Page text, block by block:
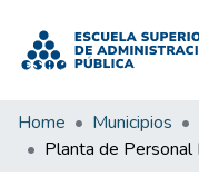
Home Municipios